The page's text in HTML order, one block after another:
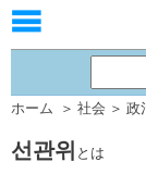
ホーム ＞ 社会 ＞ 政
선관위 とは